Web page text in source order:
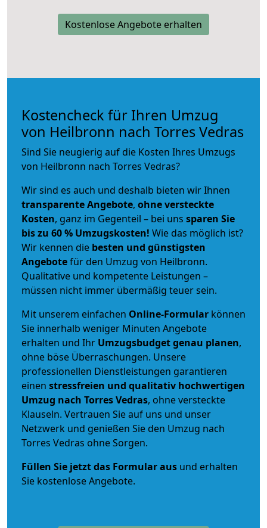
Kostenlose Angebote erhalten
Kostencheck für Ihren Umzug
von Heilbronn nach Torres Vedras
Sind Sie neugierig auf die Kosten Ihres Umzugs
von Heilbronn nach Torres Vedras?
Wir sind es auch und deshalb bieten wir Ihnen
transparente Angebote, ohne versteckte
Kosten, ganz im Gegenteil – bei uns sparen Sie
bis zu 60 % Umzugskosten! Wie das möglich ist?
Wir kennen die besten und günstigsten
Angebotefür den Umzug von Heilbronn.
Qualitative und kompetente Leistungen –
müssen nicht immer übermäßig teuer sein.
Mit unserem einfachen Online-Formular können
Sie innerhalb weniger Minuten Angebote
erhalten und Ihr Umzugsbudgetgenau planen,
ohne böse Überraschungen. Unsere
professionellen Dienstleistungen garantieren
einen stressfreien und qualitativ hochwertigen
Umzug nach Torres Vedras, ohne versteckte
Klauseln. Vertrauen Sie auf uns und unser
Netzwerk und genießen Sie den Umzug nach
Torres Vedras ohne Sorgen.
Füllen Sie jetzt das Formular aus und erhalten
Sie kostenlose Angebote.